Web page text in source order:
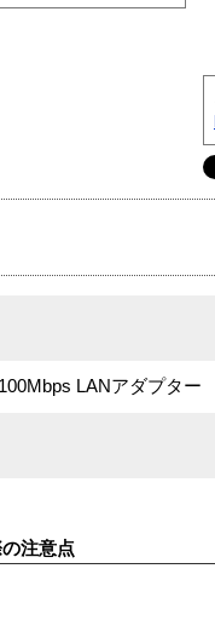
LANアダプター
注意点